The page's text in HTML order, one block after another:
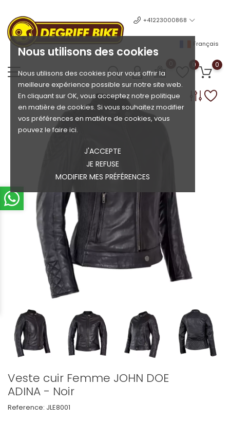
Nous utilisons des cookies
Nous utilisons des cookies pour vous offrir la
meilleure expérience possible sur notre site web.
En cliquant sur OK, vous acceptez notre politique
en matière de cookies. Si vous souhaitez modifier
vos préférences en matière de cookies, vous
pouvez le faire ici.
J'ACCEPTE
JE REFUSE
MODIFIER MES PRÉFÉRENCES
+41223000868
Français
0 0
Veste cuir Femme JOHN DOE
ADINA - Noir
Reference: JLE8001